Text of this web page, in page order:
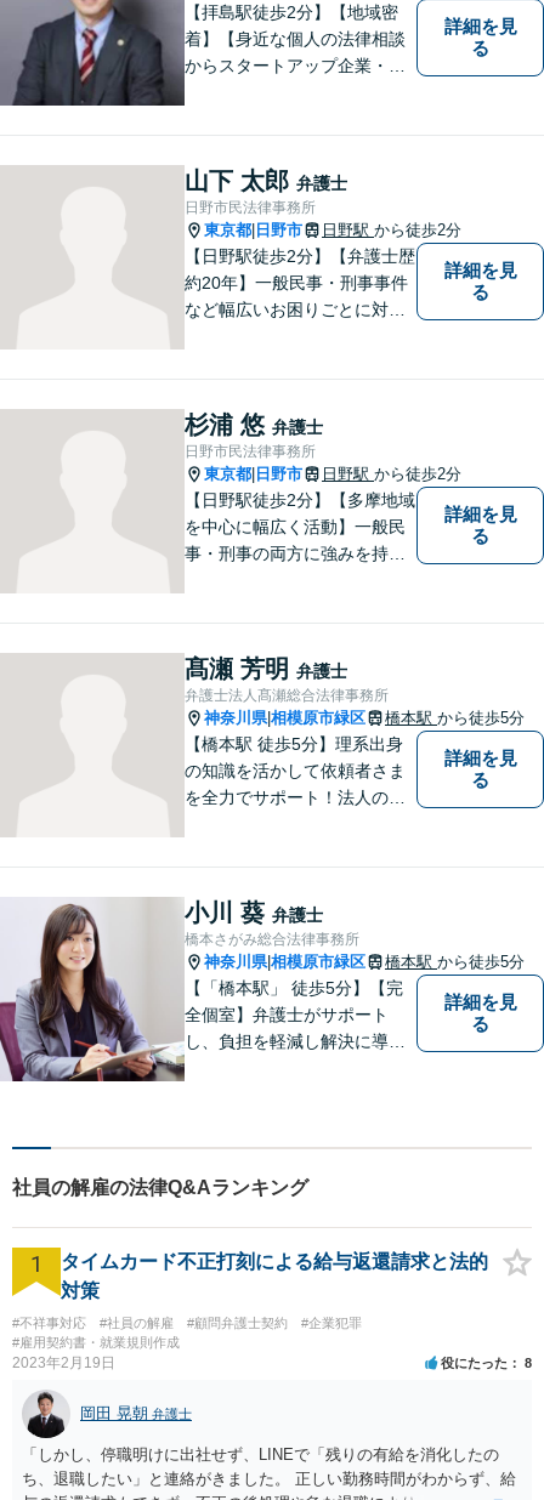
【拝島駅徒歩2分】【地域密
着】【身近な個人の法律相談
からスタートアップ企業・中
イスをご提供します。
詳細を見
る
山下 太郎 弁護士
日野市民法律事務所
東京都 日野市 日野駅 から徒歩2分
【日野駅徒歩2分】【弁護士歴
約20年】一般民事・刑事事件
など幅広いお困りごとに対応
とつの問題に真剣に向き合
い、最善の解決を目指しま
す。
詳細を見
る
杉浦 悠 弁護士
日野市民法律事務所
東京都 日野市 日野駅 から徒歩2分
【日野駅徒歩2分】【多摩地域
を中心に幅広く活動】一般民
事・刑事の両方に強みを持つ
です。まずはお気軽にご相談
ください。【子連れ相談OK】
詳細を見
る
髙瀬 芳明 弁護士
弁護士法人髙瀬総合法律事務所
神奈川県|相模原市緑区 橋本駅 から徒歩5分
【橋本駅 徒歩5分】理系出身
の知識を活かして依頼者さま
を全力でサポート！法人のお
したいことを整理しながら導
き出します。
詳細を見
る
小川 葵 弁護士
橋本さがみ総合法律事務所
神奈川県|相模原市緑区 橋本駅 から徒歩5分
【「橋本駅」 徒歩5分】【完
全個室】弁護士がサポート
し、負担を軽減し解決に導き
はご相談いただき、今後の進
め方を一緒に考えましょう。
【法テラス利用可】
詳細を見
る
社員の解雇の法律Q&Aランキング
1
タイムカード不正打刻による給与返還請求と法的
対策
#不祥事対応 #社員の解雇 #顧問弁護士契約
#企業犯罪
#雇用契約書・就業規則作成
2023年2月19日 役にたった 8
岡田 晃朝 弁護士
「しかし、停職明けに出社せず、LINEで「残りの有給を消化したの
ち、退職したい」と連絡がきました。 正しい勤務時間がわからず、給